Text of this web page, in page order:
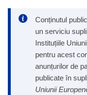
Conținutul
un serviciu
Instituțiile
pentru acest
anunțurilor de
publicate în
Uniunii